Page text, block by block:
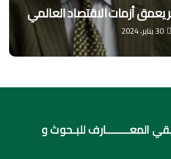
يعمق أزمات الاقتصاد العالمي
30 يناير، 2024
المعـــــــارف للبـحوث و